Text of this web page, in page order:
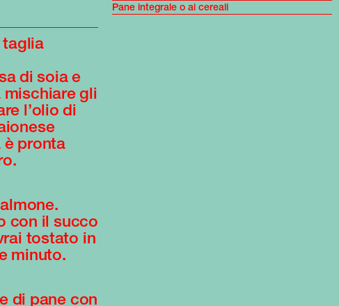
Pane integrale o ai cereali
taglia
di soia e
mischiare gli
l’olio di
è pronta
con il succo
tostato in
minuto.
di pane con